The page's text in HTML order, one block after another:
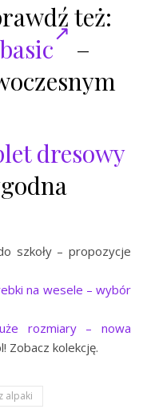
też:
–
dresowy
szkoły – propozycje
na wesele – wybór
rozmiary – nowa
Zobacz kolekcję.
alpaki